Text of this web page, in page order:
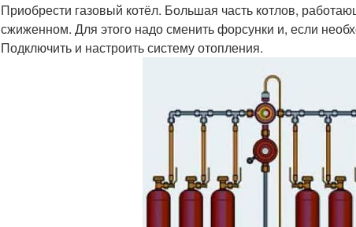
Приобрести газовый котёл. Большая часть котлов,
сжиженном. Для этого надо сменить форсунки и, если
Подключить и настроить систему отопления.